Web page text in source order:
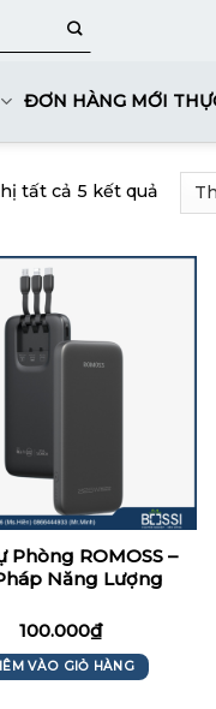
ĐƠN HÀNG MỚI
tất cả 5 kết quả
Phòng ROMOSS –
Năng Lượng
100.000₫
VÀO GIỎ HÀNG